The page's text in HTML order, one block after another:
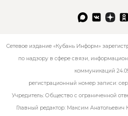
Сетевое издание «Кубань Информ»
по надзору в сфере связи,
коммуникаций
регистрационный номер записи:
Учредитель: Общество с ограниченной
Главный редактор: Максим Анатольевич